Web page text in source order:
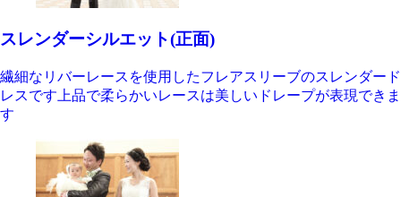
スレンダーシルエット(正面)
繊細なリバーレースを使用したフレアスリーブのスレンダード
レスです上品で柔らかいレースは美しいドレープが表現できま
す